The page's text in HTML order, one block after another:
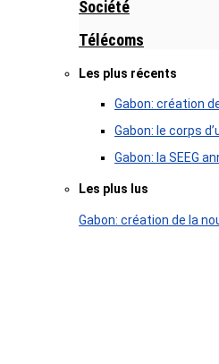
Société
Télécoms
Les plus récents
Gabon: création
Gabon: le corps
Gabon: la SEEG
Les plus lus
Gabon: création de la